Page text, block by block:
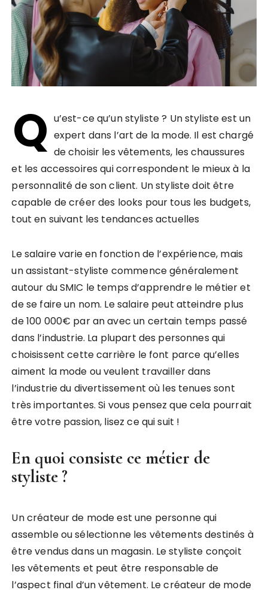
Q u’est-ce qu’un styliste ? Un styliste est un
expert dans l’art de la mode. Il est chargé
de choisir les vêtements, les chaussures
et les accessoires qui correspondent le mieux à la
personnalité de son client. Un styliste doit être
capable de créer des looks pour tous les budgets,
tout en suivant les tendances actuelles
Le salaire varie en fonction de l’expérience, mais
un assistant-styliste commence généralement
autour du SMIC le temps d’apprendre le métier et
de se faire un nom. Le salaire peut atteindre plus
de 100 000€ par an avec un certain temps passé
dans l’industrie. La plupart des personnes qui
choisissent cette carrière le font parce qu’elles
aiment la mode ou veulent travailler dans
l’industrie du divertissement où les tenues sont
très importantes. Si vous pensez que cela pourrait
être votre passion, lisez ce qui suit !
En quoi consiste ce métier de
styliste ?
Un créateur de mode est une personne qui
assemble ou sélectionne les vêtements destinés à
être vendus dans un magasin. Le styliste conçoit
les vêtements et peut être responsable de
l’aspect final d’un vêtement. Le créateur de mode